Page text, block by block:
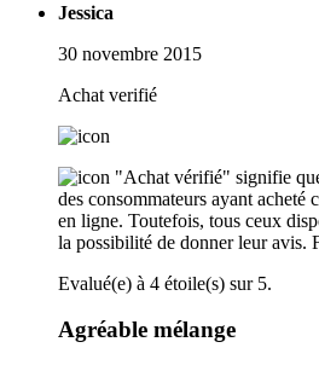
Jessica
30 novembre 2015
Achat verifié
"Achat vérifié" signifie
des consommateurs ayant acheté
en ligne. Toutefois, tous ceux
la possibilité de donner leur avis.
Evalué(e) à 4 étoile(s) sur 5.
Agréable mélange